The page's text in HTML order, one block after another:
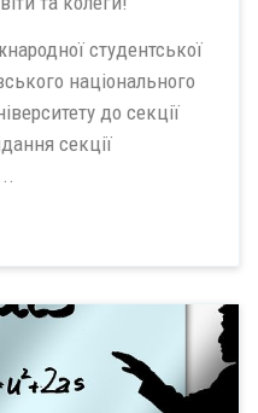
студентської
національного
до секції
секції